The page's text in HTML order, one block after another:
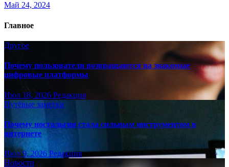
Май 24, 2024
Главное
Другое
Почему пользователи возвращаются на знакомые
цифровые платформы
Июл 18, 2026 Редакция
Путёвые заметки
Почему ностальгия стала сильным инструментом в
интернете
Июл 9, 2026 Редакция
Новости